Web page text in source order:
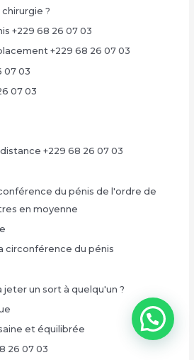
?
+229 68 26 07 03
+229 68 26 07 03
07 03
07 03
+229 68 26 07 03
du pénis de l'ordre de
en moyenne
circonférence du pénis
jeter un sort à quelqu'un ?
et équilibrée
26 07 03